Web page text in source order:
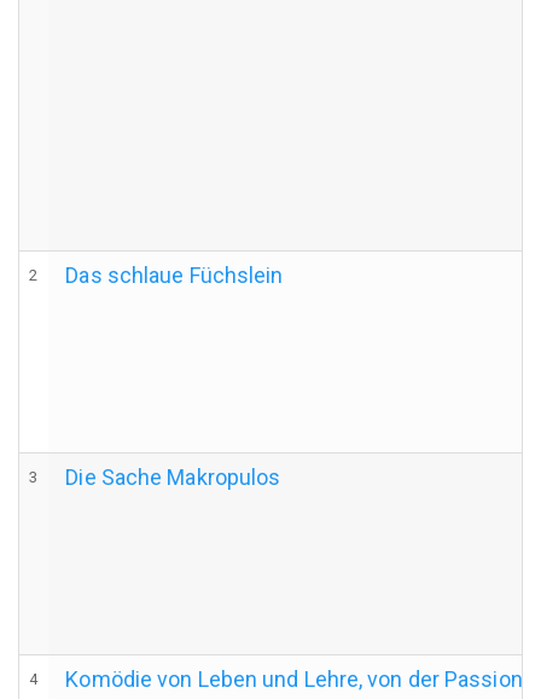
2 Das schlaue Füchslein
3 Die Sache Makropulos
4 Komödie von Leben und Lehre, von der